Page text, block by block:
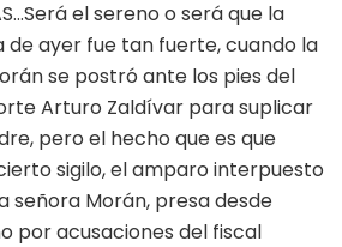
el sereno o será que la
de ayer fue tan fuerte, cuando la
se postró ante los pies del
Arturo Zaldívar para suplicar
pero el hecho que es que
sigilo, el amparo interpuesto
señora Morán, presa desde
por acusaciones del fiscal